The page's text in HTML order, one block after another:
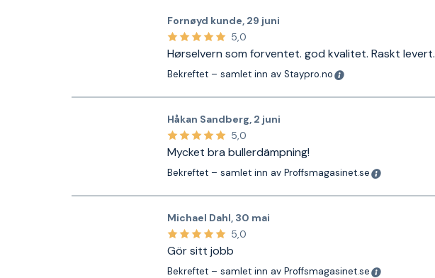
Fornøyd kunde, 29 juni
5,0
Hørselvern som forventet. god kvalitet. Raskt levert.
Bekreftet – samlet inn av Staypro.no
Håkan Sandberg, 2 juni
5,0
Mycket bra bullerdämpning!
Bekreftet – samlet inn av Proffsmagasinet.se
Michael Dahl, 30 mai
5,0
Gör sitt jobb
Bekreftet – samlet inn av Proffsmagasinet.se